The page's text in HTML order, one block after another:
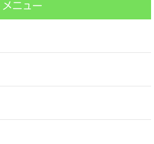
メニュー